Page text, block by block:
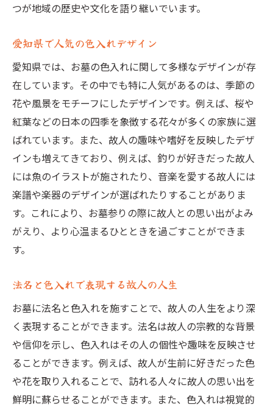
つが地域の歴史や文化を語り継いでいます。
愛知県で人気の色入れデザイン
愛知県では、お墓の色入れに関して多様なデザインが存
在しています。その中でも特に人気があるのは、季節の
花や風景をモチーフにしたデザインです。例えば、桜や
紅葉などの日本の四季を象徴する花々が多くの家族に選
ばれています。また、故人の趣味や嗜好を反映したデザ
インも増えてきており、例えば、釣りが好きだった故人
には魚のイラストが施されたり、音楽を愛する故人には
楽譜や楽器のデザインが選ばれたりすることがありま
す。これにより、お墓参りの際に故人との思い出がよみ
がえり、より心温まるひとときを過ごすことができま
す。
法名と色入れで表現する故人の人生
お墓に法名と色入れを施すことで、故人の人生をより深
く表現することができます。法名は故人の宗教的な背景
や信仰を示し、色入れはその人の個性や趣味を反映させ
ることができます。例えば、故人が生前に好きだった色
や花を取り入れることで、訪れる人々に故人の思い出を
鮮明に蘇らせることができます。また、色入れは視覚的